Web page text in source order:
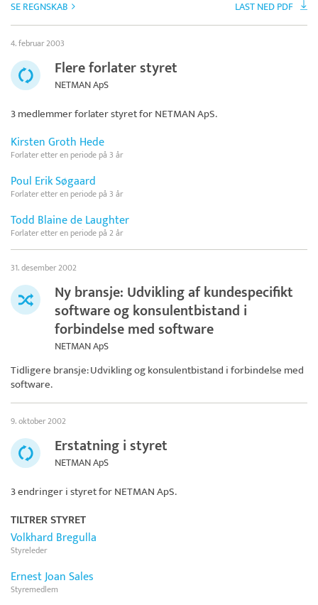
SE REGNSKAB LAST NED PDF
4. februar 2003
Flere forlater styret
NETMAN ApS
3 medlemmer forlater styret forNETMAN ApS.
Kirsten Groth Hede
Forlater etter en periode på 3 år
Poul Erik Søgaard
Forlater etter en periode på 3 år
Todd Blaine de Laughter
Forlater etter en periode på 2 år
31. desember 2002
Ny bransje: Udvikling af kundespecifikt
software og konsulentbistand i
forbindelse med software
NETMAN ApS
Tidligere bransje: Udvikling og konsulentbistand i forbindelse med
software.
9. oktober 2002
Erstatning i styret
NETMAN ApS
3 endringer i styret forNETMAN ApS.
TILTRER STYRET
Volkhard Bregulla
Styreleder
Ernest Joan Sales
Styremedlem